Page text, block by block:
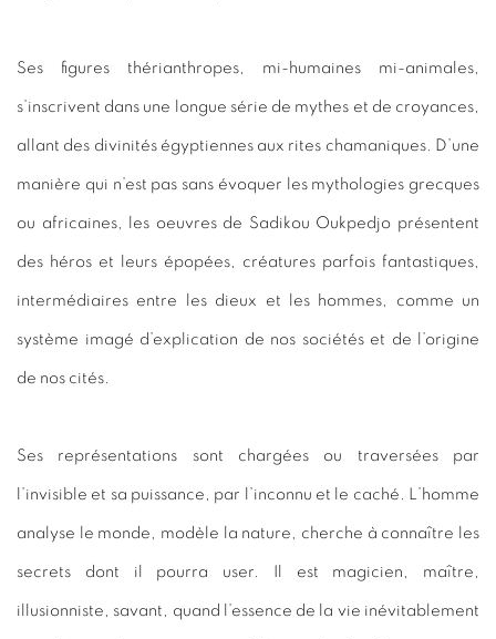
Ses figures thérianthropes, mi-humaines mi-animales,
s’inscrivent dans une longue série de mythes et de croyances,
allant des divinités égyptiennes aux rites chamaniques. D’une
manière qui n’est pas sans évoquer les mythologies grecques
ou africaines, les oeuvres de Sadikou Oukpedjo présentent
des héros et leurs épopées, créatures parfois fantastiques,
intermédiaires entre les dieux et les hommes, comme un
système imagé d’explication de nos sociétés et de l’origine
de nos cités.
Ses représentations sont chargées ou traversées par
l’invisible et sa puissance, par l’inconnu et le caché. L’homme
analyse le monde, modèle la nature, cherche à connaître les
secrets dont il pourra user. Il est magicien, maître,
illusionniste, savant, quand l’essence de la vie inévitablement